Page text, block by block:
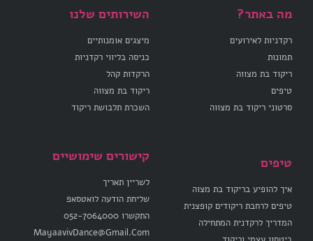
מה באתר?
רקדניות לאירועים
תמונות
ריקוד בת מצווה
טיפים
סרטוני ריקוד בת מצווה
השירותים שלנו
מיצגים אומנותיים
כניסה בליווי רקדניות
הרקדות קהל
ריקוד בת מצווה
השכרת תלבושת ריקוד
טיפים
איך להופיע בריקוד בת מצוה
טיפים לרחבת ריקודים קופצנית
המדריך לרקדנית המתחילה
קישורים שימושיים
לשריין תאריך
שליחת הודעה לואטסאפ
התקשרו 052-7064000
MayaavivDance@Gmail.Com